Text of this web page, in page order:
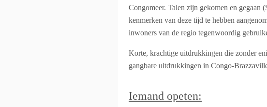
Congomeer. Talen zijn gekomen en gegaan
kenmerken van deze tijd te hebben
inwoners van de regio tegenwoordig
Korte, krachtige uitdrukkingen die zonder
gangbare uitdrukkingen in Congo-
Iemand opeten: